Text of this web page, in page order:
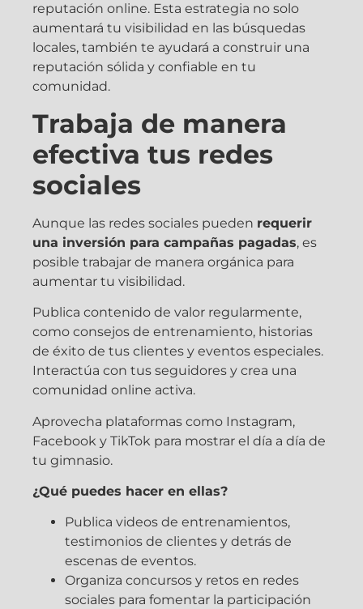
reputación online. Esta estrategia no solo
aumentará tu visibilidad en las búsquedas
locales, también te ayudará a construir una
reputación sólida y confiable en tu
comunidad.
Trabaja de manera
efectiva tus redes
sociales
Aunque las redes sociales pueden requerir
una inversión para campañas pagadas, es
posible trabajar de manera orgánica para
aumentar tu visibilidad.
Publica contenido de valor regularmente,
como consejos de entrenamiento, historias
de éxito de tus clientes y eventos especiales.
Interactúa con tus seguidores y crea una
comunidad online activa.
Aprovecha plataformas como Instagram,
Facebook y TikTok para mostrar el día a día de
tu gimnasio.
¿Qué puedes hacer en ellas?
Publica videos de entrenamientos,
testimonios de clientes y detrás de
escenas de eventos.
Organiza concursos y retos en redes
sociales para fomentar la participación